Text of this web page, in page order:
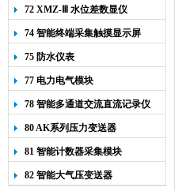
72 XMZ-Ⅲ 水位差数显仪
74 智能终端采集触摸显示屏
75 防水仪表
77 电力电气模块
78 智能多通道交流直流记录仪
80 AK系列压力变送器
81 智能计数器采集模块
82 智能大气压变送器